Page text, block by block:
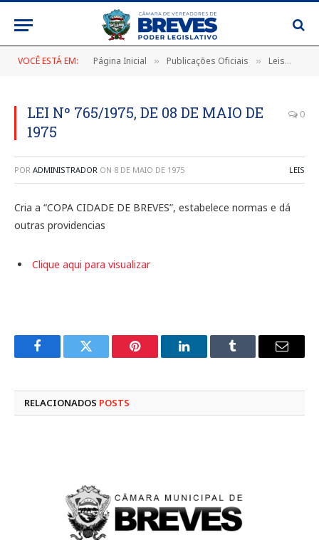
VOCÊ ESTÁ EM: Página Inicial » Publicações Oficiais » Leis
LEI Nº 765/1975, DE 08 DE MAIO DE
1975
0
POR ADMINISTRADOR ON 8 DE MAIO DE 1975 LEIS
Cria a “COPA CIDADE DE BREVES”, estabelece normas e dá
outras providencias
Clique aqui para visualizar
FacebookTwitter Pinterest LinkedInTumblr
E-
RELACIONADOS POSTS